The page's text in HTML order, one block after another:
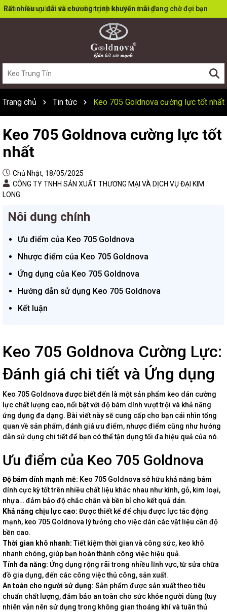
Rất nhiều ưu đãi và chương trình khuyến mãi đang chờ đợi bạn
Trang chủ Tin tức Keo 705 Goldnova cường lực tốt nhất
Keo 705 Goldnova cường lực tốt
nhất
Chủ Nhật, 18/05/2025
CÔNG TY TNHH SẢN XUẤT THƯƠNG MẠI VÀ DỊCH VỤ ĐẠI KIM
LONG
Nôi dung chính
Ưu điểm của Keo 705 Goldnova
Nhược điểm của Keo 705 Goldnova
Ứng dụng của Keo 705 Goldnova
Hướng dẫn sử dụng Keo 705 Goldnova
Kết luận
Keo 705 Goldnova Cường Lực:
Đánh giá chi tiết và Ứng dụng
Keo 705 Goldnova được biết đến là một sản phẩm keo dán cường
lực chất lượng cao, nổi bật với độ bám dính vượt trội và khả năng
ứng dụng đa dạng. Bài viết này sẽ cung cấp cho bạn cái nhìn tổng
quan về sản phẩm, đánh giá ưu điểm, nhược điểm cũng như hướng
dẫn sử dụng chi tiết để bạn có thể tận dụng tối đa hiệu quả của nó.
Ưu điểm của Keo 705 Goldnova
Độ bám dính mạnh mẽ: Keo 705 Goldnova sở hữu khả năng bám
dính cực kỳ tốt trên nhiều chất liệu khác nhau như kính, gỗ, kim loại,
nhựa… đảm bảo độ chắc chắn và bền bỉ cho kết quả dán.
Khả năng chịu lực cao: Được thiết kế để chịu được lực tác động
mạnh, keo 705 Goldnova lý tưởng cho việc dán các vật liệu cần độ
bền cao.
Thời gian khô nhanh:Tiết kiệm thời gian và công sức, keo khô
nhanh chóng, giúp bạn hoàn thành công việc hiệu quả.
Tính đa năng: Ứng dụng rộng rãi trong nhiều lĩnh vực, từ sửa chữa
đồ gia dụng, đến các công việc thủ công, sản xuất.
An toàn cho người sử dụng: Sản phẩm được sản xuất theo tiêu
chuẩn chất lượng, đảm bảo an toàn cho sức khỏe người dùng (tuy
nhiên vẫn nên sử dụng trong không gian thoáng khí và tuân thủ